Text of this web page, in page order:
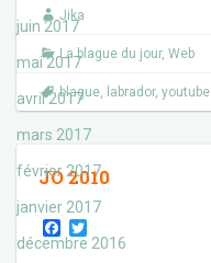
juin 2017
mai 2017
avril 2017
mars 2017
février 2017
janvier 2017
décembre 2016
o
k
Jika
La blague du jour, Web
blague, labrador, youtube
JO 2010
F
a
w